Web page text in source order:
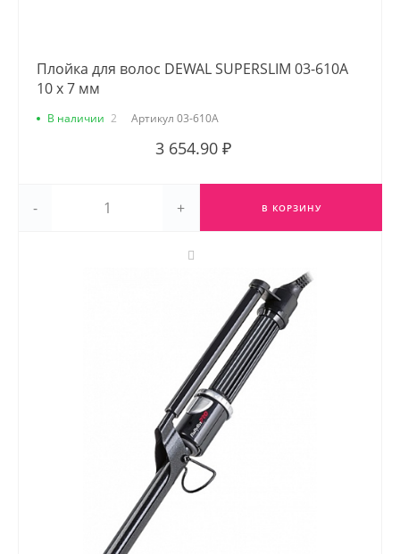
Плойка для волос DEWAL SUPERSLIM 03-610A
10 х 7 мм
В наличии 2 Артикул 03-610A
3 654.90 ₽
- + В КОРЗИНУ